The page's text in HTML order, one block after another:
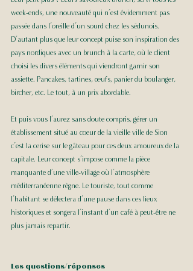
week-ends, une nouveauté qui n’est évidemment pas
passée dans l’oreille d’un sourd chez les sédunois.
D’autant plus que leur concept puise son inspiration des
pays nordiques avec un brunch à la carte, où le client
choisi les divers éléments qui viendront garnir son
assiette. Pancakes, tartines, œufs, panier du boulanger,
bircher, etc. Le tout, à un prix abordable.
Et puis vous l’aurez sans doute compris, gérer un
établissement situé au coeur de la vieille ville de Sion
c’est la cerise sur le gâteau pour ces deux amoureux de la
capitale. Leur concept s’impose comme la pièce
manquante d’une ville-village où l’atmosphère
méditerranéenne règne. Le touriste, tout comme
l’habitant se délectera d’une pause dans ces lieux
historiques et songera l’instant d’un café à peut-être ne
plus jamais repartir.
Les questions/réponses